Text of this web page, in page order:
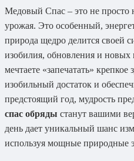
Медовый Спас – это не просто
урожая. Это особенный,
природа щедро делится своей
изобилия, обновления и
мечтаете «запечатать» крепкое
изобильный достаток и
предстоящий год, мудрость
спас обряды станут вашими
день дает уникальный шанс
используя мощные природные